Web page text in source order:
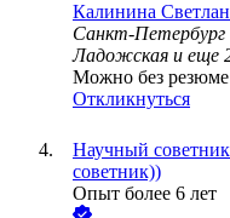
Калинина
Санкт-Петербург
Ладожская и еще
Можно без резюме
Откликнуться
Научный
советник))
Опыт более 6 лет